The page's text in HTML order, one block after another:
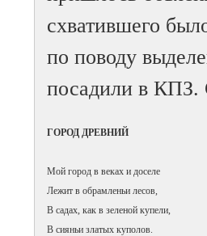
схватившего
по поводу
посадили в КПЗ.
ГОРОД ДРЕВНИЙ
Мой город в веках и доселе
Лежит в обрамленьи лесов,
В садах, как в зеленой купели,
В сияньи златых куполов.